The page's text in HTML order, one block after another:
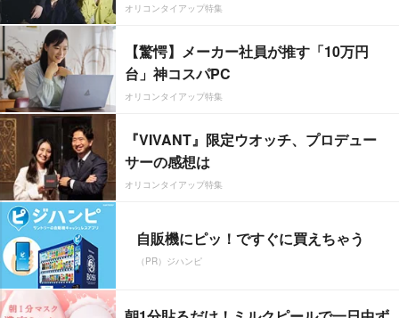
オリコンタイアップ特集
【驚愕】メーカー社員が推す「10万円
台」神コスパPC
オリコンタイアップ特集
『VIVANT』限定ウオッチ、プロデュー
サーの感想は
オリコンタイアップ特集
自販機にピッ！ですぐに買えちゃう
（PR）ジハンピ